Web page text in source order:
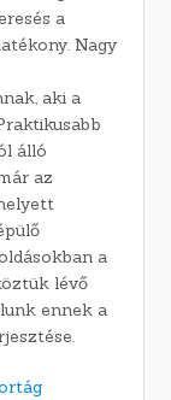
a
Nagy
aki a
álló
az
a
lévő
ennek a